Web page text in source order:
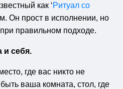
как ‘Ритуал со
Он прост в исполнении, но
правильном подходе.
и себя.
где вас никто не
ваша комната, стол, где